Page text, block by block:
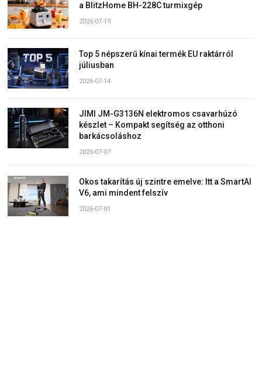
a BlitzHome BH-228C turmixgép
2026-07-19
Top 5 népszerű kínai termék EU raktárról
júliusban
2026-07-14
JIMI JM-G3136N elektromos csavarhúzó
készlet – Kompakt segítség az otthoni
barkácsoláshoz
2026-07-07
Okos takarítás új szintre emelve: Itt a SmartAI
V6, ami mindent felszív
2026-07-01